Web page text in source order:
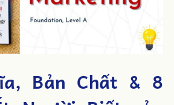
Bản Chất & 8